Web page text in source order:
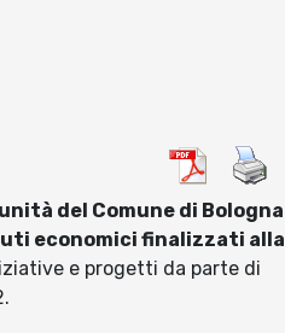
del Comune di Bologna
economici finalizzati alla
e progetti da parte di